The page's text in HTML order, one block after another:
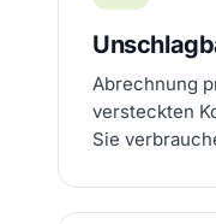
Abrechnung
versteckten
Sie